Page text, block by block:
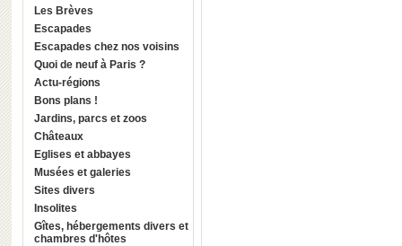
Les Brèves
Escapades
Escapades chez nos voisins
Quoi de neuf à Paris ?
Actu-régions
Bons plans !
Jardins, parcs et zoos
Châteaux
Eglises et abbayes
Musées et galeries
Sites divers
Insolites
Gîtes, hébergements divers et
chambres d'hôtes